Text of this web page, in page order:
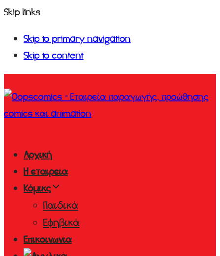
Skip links
Skip to primary navigation
Skip to content
Αρχική
Η εταιρεία
Κόμικς
Παιδικά
Εφηβικά
Επικοινωνία